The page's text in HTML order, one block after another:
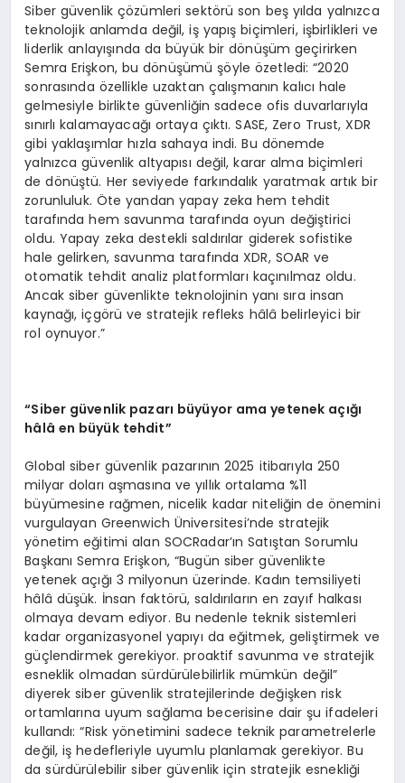
Siber güvenlik çözümleri sektörü son beş yılda yalnızca
teknolojik anlamda değil, iş yapış biçimleri, işbirlikleri ve
liderlik anlayışında da büyük bir dönüşüm geçirirken
Semra Erişkon, bu dönüşümü şöyle özetledi: “2020
sonrasında özellikle uzaktan çalışmanın kalıcı hale
gelmesiyle birlikte güvenliğin sadece ofis duvarlarıyla
sınırlı kalamayacağı ortaya çıktı. SASE, Zero Trust, XDR
gibi yaklaşımlar hızla sahaya indi. Bu dönemde
yalnızca güvenlik altyapısı değil, karar alma biçimleri
de dönüştü. Her seviyede farkındalık yaratmak artık bir
zorunluluk. Öte yandan yapay zeka hem tehdit
tarafında hem savunma tarafında oyun değiştirici
oldu. Yapay zeka destekli saldırılar giderek sofistike
hale gelirken, savunma tarafında XDR, SOAR ve
otomatik tehdit analiz platformları kaçınılmaz oldu.
Ancak siber güvenlikte teknolojinin yanı sıra insan
kaynağı, içgörü ve stratejik refleks hâlâ belirleyici bir
rol oynuyor.”
“Siber güvenlik pazarı büyüyor ama yetenek açığı
hâlâ en büyük tehdit”
Global siber güvenlik pazarının 2025 itibarıyla 250
milyar doları aşmasına ve yıllık ortalama %11
büyümesine rağmen, nicelik kadar niteliğin de önemini
vurgulayan Greenwich Üniversitesi’nde stratejik
yönetim eğitimi alan SOCRadar’ın Satıştan Sorumlu
Başkanı Semra Erişkon, “Bugün siber güvenlikte
yetenek açığı 3 milyonun üzerinde. Kadın temsiliyeti
hâlâ düşük. İnsan faktörü, saldırıların en zayıf halkası
olmaya devam ediyor. Bu nedenle teknik sistemleri
kadar organizasyonel yapıyı da eğitmek, geliştirmek ve
güçlendirmek gerekiyor. proaktif savunma ve stratejik
esneklik olmadan sürdürülebilirlik mümkün değil”
diyerek siber güvenlik stratejilerinde değişken risk
ortamlarına uyum sağlama becerisine dair şu ifadeleri
kullandı: “Risk yönetimini sadece teknik parametrelerle
değil, iş hedefleriyle uyumlu planlamak gerekiyor. Bu
da sürdürülebilir siber güvenlik için stratejik esnekliği